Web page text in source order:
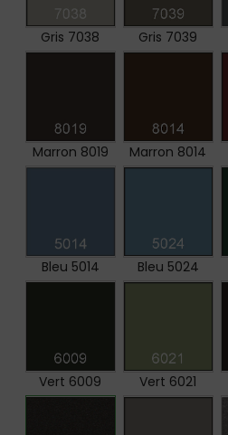
Gris 7038 Gris 7039
Marron 8019 Marron 8014
Bleu 5014 Bleu 5024
Vert 6009 Vert 6021